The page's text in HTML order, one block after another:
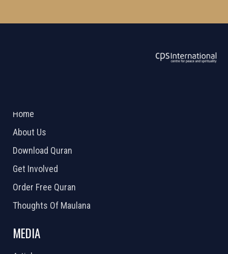
Home
About Us
Download Quran
Get Involved
Order Free Quran
Thoughts Of Maulana
MEDIA